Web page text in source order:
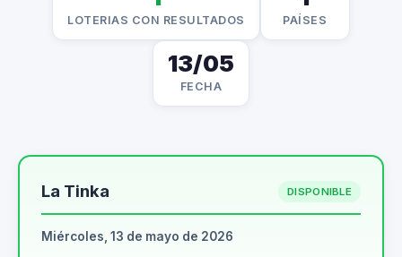
LOTERIAS CON RESULTADOS PAÍSES
13/05
FECHA
La Tinka DISPONIBLE
Miércoles, 13 de mayo de 2026